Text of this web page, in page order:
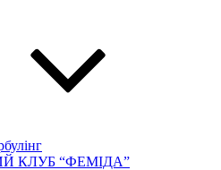
КЛУБ “ФЕМІДА”